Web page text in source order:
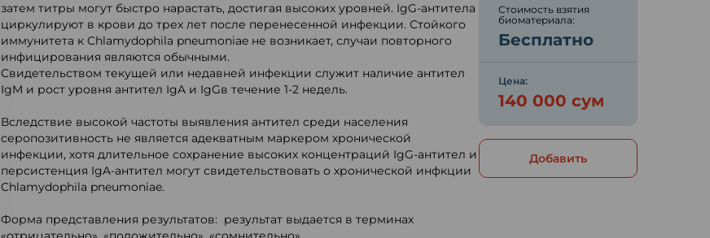
затем титры могут быстро нарастать, достигая высоких уровней. IgG-антитела
циркулируют в крови до трех лет после перенесенной инфекции. Стойкого
иммунитета к Chlamydophila pneumoniae не возникает, случаи повторного
инфицирования являются обычными.
Свидетельством текущей или недавней инфекции служит наличие антител
IgM и рост уровня антител IgA и IgGв течение 1-2 недель.
Вследствие высокой частоты выявления антител среди населения
серопозитивность не является адекватным маркером хронической
инфекции, хотя длительное сохранение высоких концентраций IgG-антител и
персистенция IgA-антител могут свидетельствовать о хронической инфкции
Chlamydophila pneumoniae.
Форма представления результатов: результат выдается в терминах
Стоимость взятия
биоматериала:
Бесплатно
Цена:
140 000 сум
Добавить